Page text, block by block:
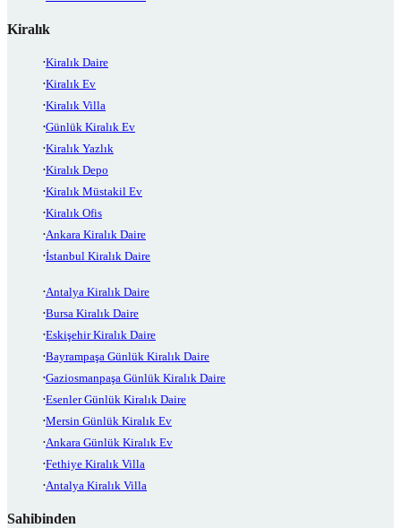
Kiralık
Kiralık Daire
Kiralık Ev
Kiralık Villa
Günlük Kiralık Ev
Kiralık Yazlık
Kiralık Depo
Kiralık Müstakil Ev
Kiralık Ofis
Ankara Kiralık Daire
İstanbul Kiralık Daire
Antalya Kiralık Daire
Bursa Kiralık Daire
Eskişehir Kiralık Daire
Bayrampaşa Günlük Kiralık Daire
Gaziosmanpaşa Günlük Kiralık Daire
Esenler Günlük Kiralık Daire
Mersin Günlük Kiralık Ev
Ankara Günlük Kiralık Ev
Fethiye Kiralık Villa
Antalya Kiralık Villa
Sahibinden